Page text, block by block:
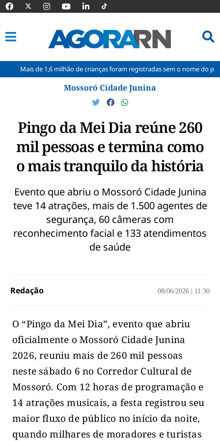
1,6 milhão de crianças foram registradas sem o nome do pai no Brasil em
Mossoró Cidade Junina
Pingo da Mei Dia reúne 260
mil pessoas e termina como
o mais tranquilo da história
Evento que abriu o Mossoró Cidade Junina
teve 14 atrações, mais de 1.500 agentes de
segurança, 60 câmeras com
reconhecimento facial e 133 atendimentos
de saúde
Redação 08/06/2026 11:30
O “Pingo da Mei Dia”, evento que abriu
oficialmente o Mossoró Cidade Junina
2026, reuniu mais de 260 mil pessoas
neste sábado 6 no Corredor Cultural de
Mossoró. Com 12 horas de programação e
14 atrações musicais, a festa registrou seu
maior fluxo de público no início da noite,
quando milhares de moradores e turistas